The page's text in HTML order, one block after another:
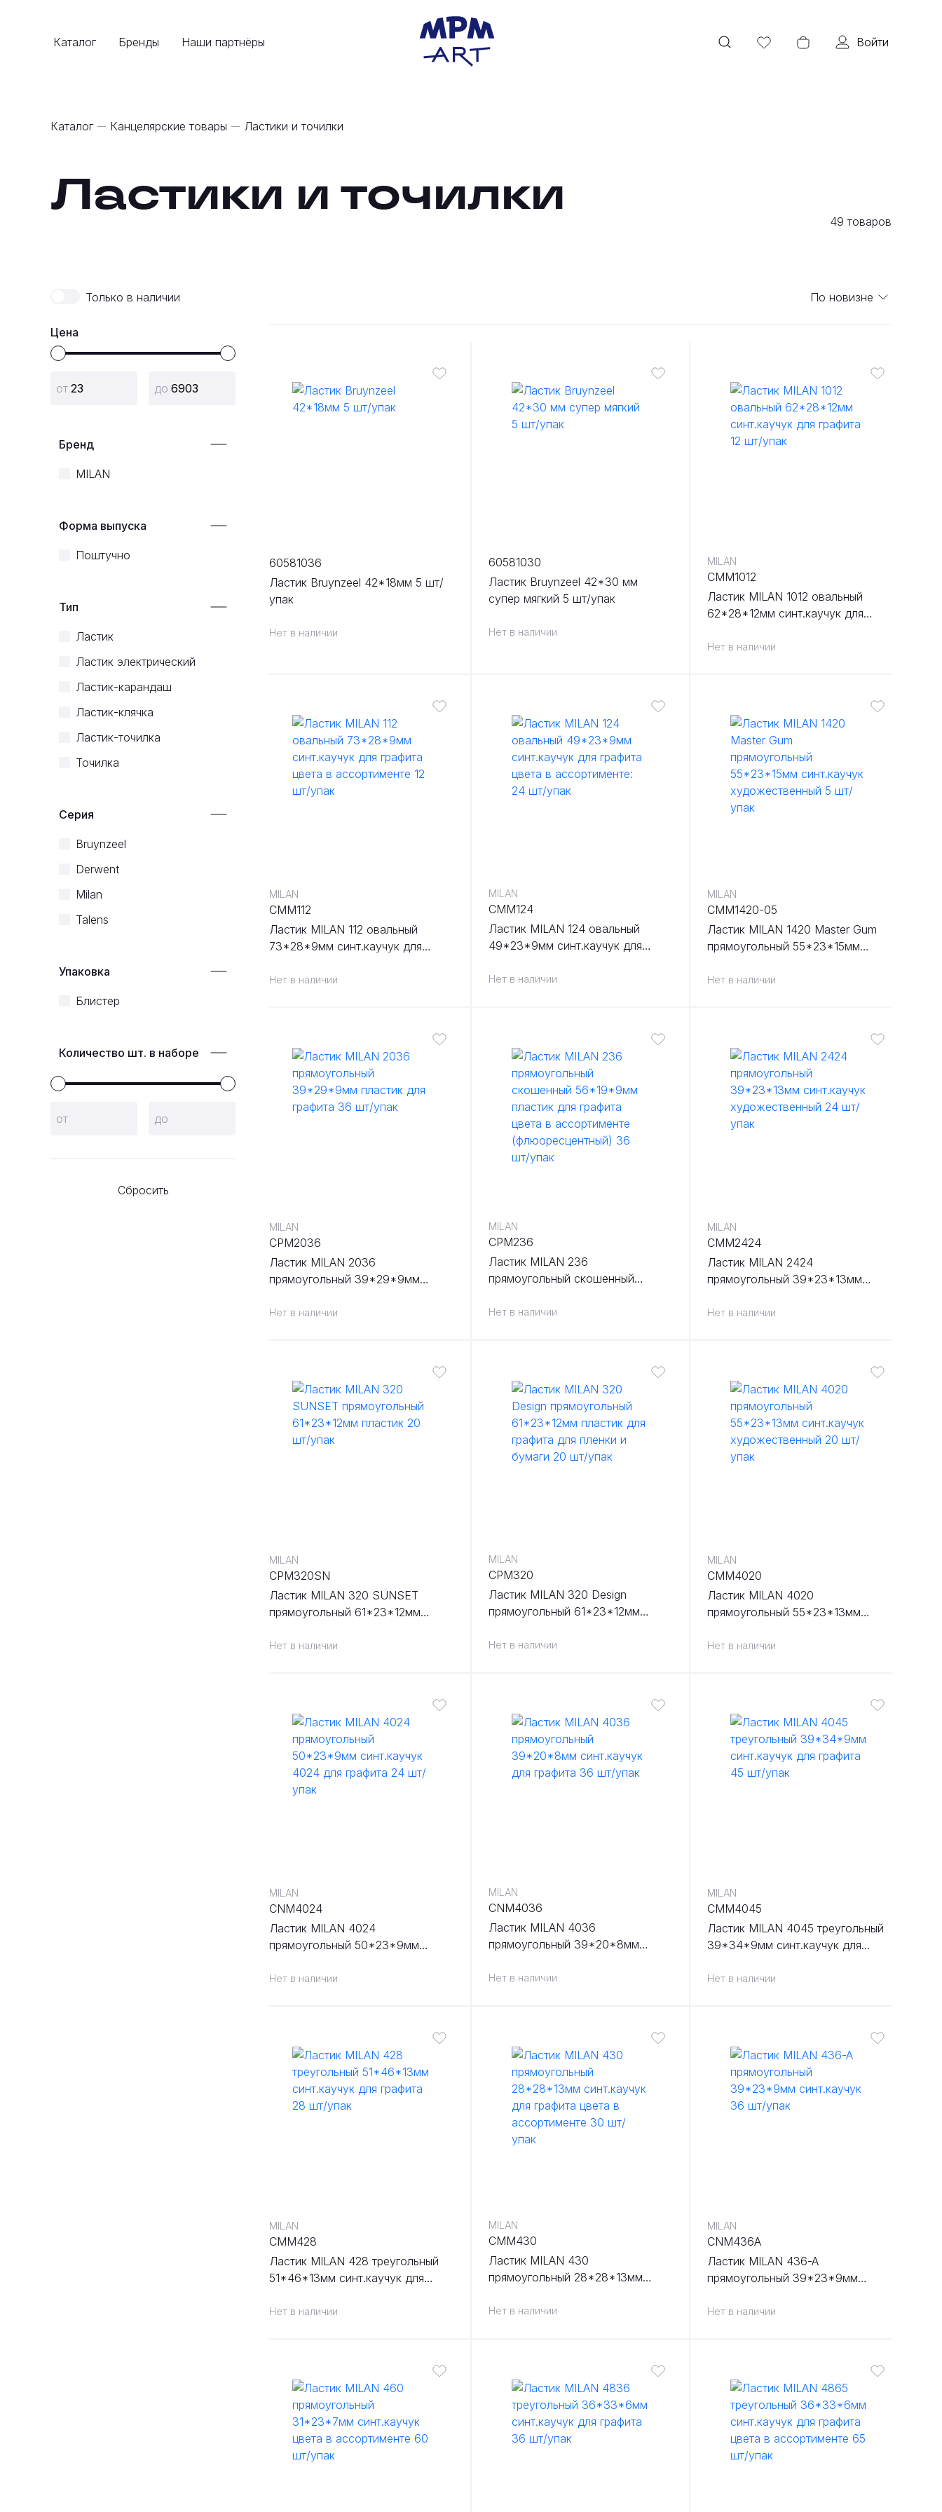
Каталог Бренды Наши партнёры Войти
Каталог Канцелярские товары Ластики и точилки
Ластики и точилки 49 товаров
Только в наличии По новизне
Цена
Бренд
MILAN
Форма выпуска
Поштучно
Тип
Ластик
Ластик электрический
Ластик-карандаш
Ластик-клячка
Ластик-точилка
Точилка
Серия
Bruynzeel
Derwent
Milan
Talens
Упаковка
Блистер
Количество шт. в наборе
Сбросить
Нет в наличии
Ластик Bruynzeel 42*18мм 5 шт/
упак
60581036
Нет в наличии
Ластик Bruynzeel 42*30 мм
супер мягкий 5 шт/упак
60581030
Нет в наличии
Ластик MILAN 1012 овальный
62*28*12мм синт.каучук для
MILAN
CMM1012
Нет в наличии
Ластик MILAN 112 овальный
73*28*9мм синт.каучук для
шт/упак
MILAN
CMM112
Нет в наличии
Ластик MILAN 124 овальный
49*23*9мм синт.каучук для
шт/упак
MILAN
CMM124
Нет в наличии
Ластик MILAN 1420 Master Gum
прямоугольный 55*23*15мм
шт/упак
MILAN
CMM1420-05
Нет в наличии
Ластик MILAN 2036
прямоугольный 39*29*9мм
MILAN
CPM2036
Нет в наличии
Ластик MILAN 236
прямоугольный скошенный
цвета в ассортименте
MILAN
CPM236
Нет в наличии
Ластик MILAN 2424
прямоугольный 39*23*13мм
шт/упак
MILAN
CMM2424
Нет в наличии
Ластик MILAN 320 SUNSET
прямоугольный 61*23*12мм
MILAN
CPM320SN
Нет в наличии
Ластик MILAN 320 Design
прямоугольный 61*23*12мм
бумаги 20 шт/упак
MILAN
CPM320
Нет в наличии
Ластик MILAN 4020
прямоугольный 55*23*13мм
шт/упак
MILAN
CMM4020
Нет в наличии
Ластик MILAN 4024
прямоугольный 50*23*9мм
шт/упак
MILAN
CNM4024
Нет в наличии
Ластик MILAN 4036
прямоугольный 39*20*8мм
упак
MILAN
CNM4036
Нет в наличии
Ластик MILAN 4045 треугольный
39*34*9мм синт.каучук для
MILAN
CMM4045
Нет в наличии
Ластик MILAN 428 треугольный
51*46*13мм синт.каучук для
MILAN
CMM428
Нет в наличии
Ластик MILAN 430
прямоугольный 28*28*13мм
ассортименте 30 шт/упак
MILAN
CMM430
Нет в наличии
Ластик MILAN 436-A
прямоугольный 39*23*9мм
MILAN
CNM436A